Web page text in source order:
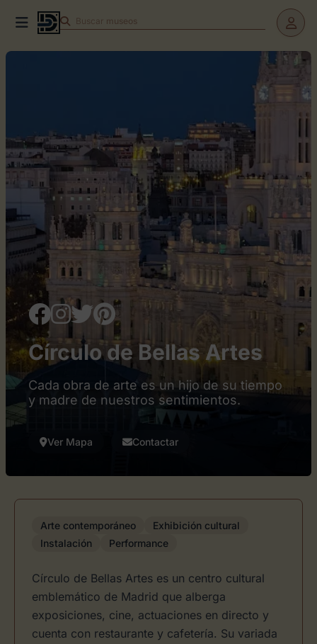
Buscar
Círculo de Bellas Artes
Cada obra de arte es un hijo de su tiempo
y madre de nuestros sentimientos.
Ver Mapa Contactar
Arte contemporáneo
Exhibición cultural
Instalación
Performance
Círculo de Bellas Artes es un centro cultural
emblemático de Madrid que alberga
exposiciones, cine, actuaciones en directo y
cuenta con restaurante y cafetería. Su variada